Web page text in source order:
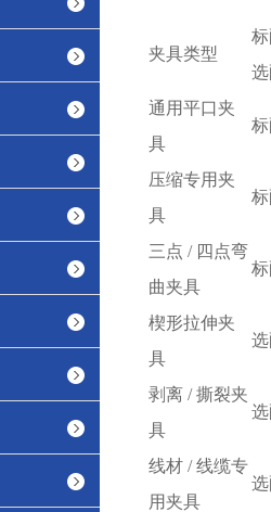
夹具类型
通用平口夹
具
压缩专用夹
具
三点 / 四点弯
曲夹具
楔形拉伸夹
具
剥离 / 撕裂夹
具
线材 / 线缆专
用夹具